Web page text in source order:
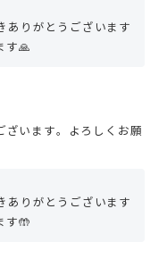
ありがとうございます
す🙏
ざいます。よろしくお願
ありがとうございます
す🤲